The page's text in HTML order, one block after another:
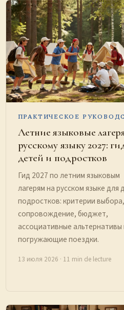
ПРАКТИЧЕСКОЕ
Летние языковые
русскому языку 2027:
детей и подростков
Гид 2027 по летним языковым
лагерям на русском языке для
подростков: критерии выбора,
сопровождение, бюджет,
ассоциативные альтернативы
погружающие поездки.
13 июля 2026 · 11 min de lecture